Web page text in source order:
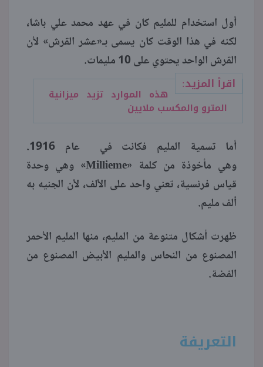
أول استخدام للمليم كان في عهد محمد علي باشا،
لكنه في هذا الوقت كان يسمى بـ«عشر القرش» لأن
القرش الواحد يحتوي على 10 مليمات.
اقرأ المزيد:
هذه الموارد تزيد ميزانية
المترو والمكسب ملايين
أما تسمية المليم فكانت في عام 1916.
وهي مأخوذة من كلمة «Millieme» وهي وحدة
قياس فرنسية، تعني واحد على الألف، لأن الجنيه به
ألف مليم.
ظهرت أشكال متنوعة من المليم، منها المليم الأحمر
المصنوع من النحاس والمليم الأبيض المصنوع من
الفضة.
التعريفة